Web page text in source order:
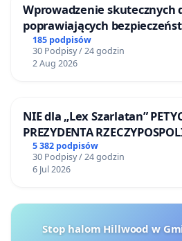
Wprowadzenie skutecznych
poprawiających
Żeromskiego w Otwocku
185 podpisów
30 Podpisy / 24 godzin
2 Aug 2026
NIE dla „Lex Szarlatan”
PREZYDENTA
5 382 podpisów
30 Podpisy / 24 godzin
6 Jul 2026
Stop halom Hillwood w